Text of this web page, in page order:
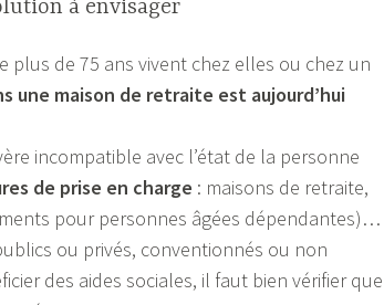
à envisager
plus de 75 ans vivent chez elles ou chez un
une maison de retraite est aujourd’hui
incompatible avec l’état de la personne
de prise en charge : maisons de retraite,
pour personnes âgées dépendantes)…
ou privés, conventionnés ou non
des aides sociales, il faut bien vérifier que